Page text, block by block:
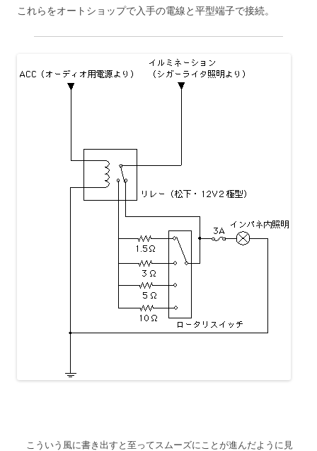
これらをオートショップで入手の電線と平型端子で接続。
こういう風に書き出すと至ってスムーズにことが進んだように見